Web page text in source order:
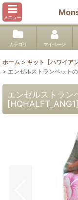
メニュー
カテゴリ マイページ
ホーム > キット【ハワイア
> エンゼルストランペット
エンゼルストラン
[HQHALFT_ANG1]